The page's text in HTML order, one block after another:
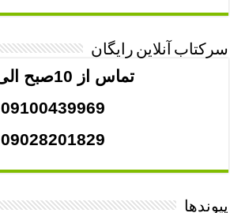
سرکتاب آنلاین رایگان
تماس از 10صبح الی 21
09100439969
09028201829
پیوندها